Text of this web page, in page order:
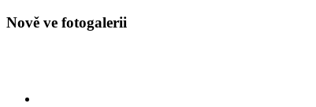
Nově ve fotogalerii